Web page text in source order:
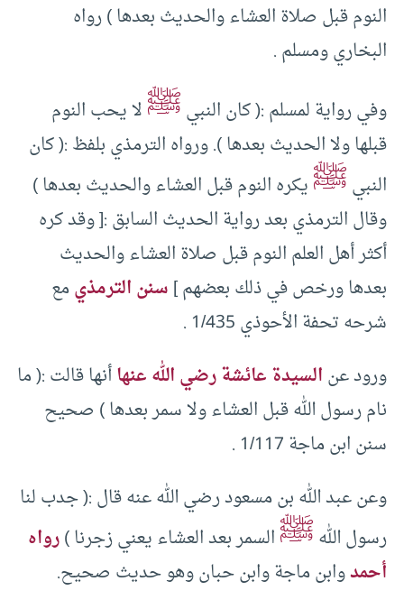
النوم قبل صلاة العشاء والحديث بعدها ) رواه
البخاري ومسلم .
وفي رواية لمسلم :( كان النبيﷺلا يحب النوم
قبلها ولا الحديث بعدها ). ورواه الترمذي بلفظ :( كان
النبيﷺيكره النوم قبل العشاء والحديث بعدها )
وقال الترمذي بعد رواية الحديث السابق :[ وقد كره
أكثر أهل العلم النوم قبل صلاة العشاء والحديث
بعدها ورخص في ذلك بعضهم ]سنن الترمذيمع
شرحه تحفة الأحوذي 1/435 .
ورود عنالسيدة عائشة رضي الله عنهاأنها قالت :( ما
نام رسول الله قبل العشاء ولا سمر بعدها ) صحيح
سنن ابن ماجة 1/117 .
وعن عبد الله بن مسعود رضي الله عنه قال :( جدب لنا
رسول اللهﷺالسمر بعد العشاء يعني زجرنا )رواه
أحمدوابن ماجة وابن حبان وهو حديث صحيح.